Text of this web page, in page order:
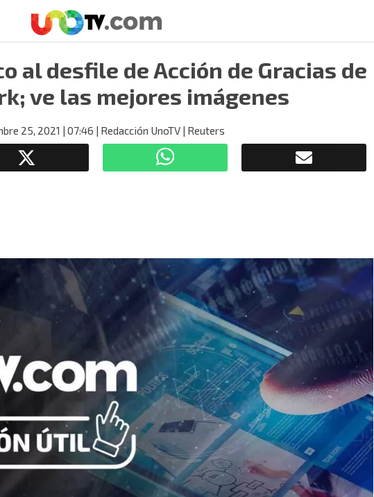
al desfile de Acción de Gracias de
ve las mejores imágenes
25, 2021 | 07:46 | Redacción UnoTV | Reuters